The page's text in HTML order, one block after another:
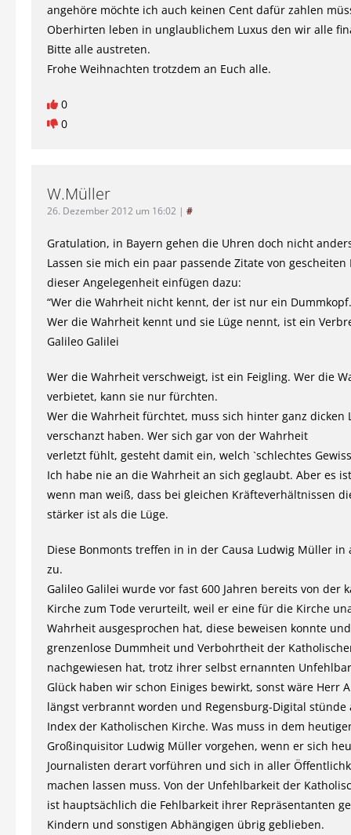
angehöre möchte ich auch keinen Cent dafür zahlen
Oberhirten leben in unglaublichem Luxus den wir alle
Bitte alle austreten.
Frohe Weihnachten trotzdem an Euch alle.
0
0
W.Müller
26. Dezember 2012 um 16:02 | #
Gratulation, in Bayern gehen die Uhren doch nicht
Lassen sie mich ein paar passende Zitate von
dieser Angelegenheit einfügen dazu:
“Wer die Wahrheit nicht kennt, der ist nur ein Dummkopf.
Wer die Wahrheit kennt und sie Lüge nennt, ist ein
Galileo Galilei
Wer die Wahrheit verschweigt, ist ein Feigling. Wer die
verbietet, kann sie nur fürchten.
Wer die Wahrheit fürchtet, muss sich hinter ganz dicken
verschanzt haben. Wer sich gar von der Wahrheit
verletzt fühlt, gesteht damit ein, welch `schlechtes
Ich habe nie an die Wahrheit an sich geglaubt. Aber es
wenn man weiß, dass bei gleichen Kräfteverhältnissen
stärker ist als die Lüge.
Diese Bonmonts treffen in in der Causa Ludwig Müller in
zu.
Galileo Galilei wurde vor fast 600 Jahren bereits von der
Kirche zum Tode verurteilt, weil er eine für die Kirche
Wahrheit ausgesprochen hat, diese beweisen konnte
grenzenlose Dummheit und Verbohrtheit der
nachgewiesen hat, trotz ihrer selbst ernannten
Glück haben wir schon Einiges bewirkt, sonst wäre Herr
längst verbrannt worden und Regensburg-Digital stünde
Index der Katholischen Kirche. Was muss in dem
Großinquisitor Ludwig Müller vorgehen, wenn er sich
Journalisten derart vorführen und sich in aller
machen lassen muss. Von der Unfehlbarkeit der
ist hauptsächlich die Fehlbarkeit ihrer Repräsentanten
Kindern und sonstigen Abhängigen übrig geblieben.